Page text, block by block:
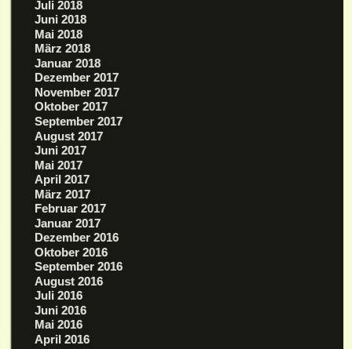
Juli 2018
Juni 2018
Mai 2018
März 2018
Januar 2018
Dezember 2017
November 2017
Oktober 2017
September 2017
August 2017
Juni 2017
Mai 2017
April 2017
März 2017
Februar 2017
Januar 2017
Dezember 2016
Oktober 2016
September 2016
August 2016
Juli 2016
Juni 2016
Mai 2016
April 2016